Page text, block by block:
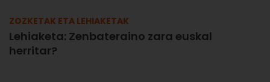
ZOZKETAK ETA LEHIAKETAK
Lehiaketa: Zenbateraino zara euskal
herritar?